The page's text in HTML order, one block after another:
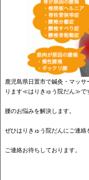
鹿児島県日置市で鍼灸・マッ
ります≪はりきゅう院だん≫で
腰のお悩みを解決します。
ぜひはりきゅう院だんにご連絡
ご連絡お待ちしております。